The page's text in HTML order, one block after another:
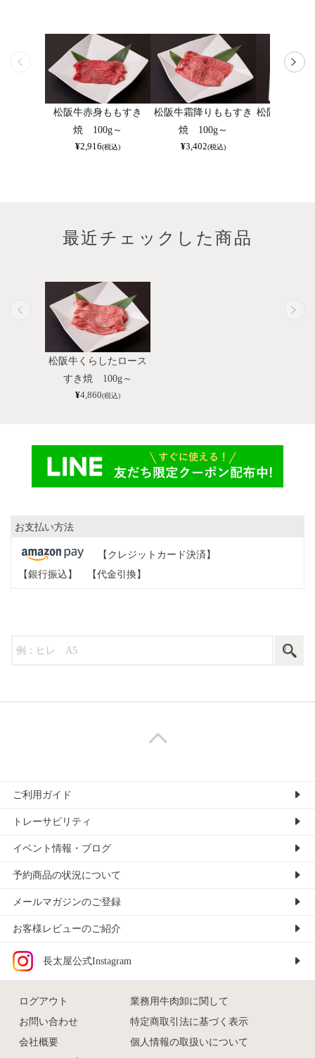
松阪牛赤身ももすき
焼 100g～
¥2,916(税込)
松阪牛霜降りももすき
焼 100g～
¥3,402(税込)
松阪牛お手
最近チェックした商品
松阪牛くらしたロース
すき焼 100g～
¥4,860(税込)
お支払い方法
【クレジットカード決済】
【銀行振込】
【代金引換】
ご利用ガイド
トレーサビリティ
イベント情報・ブログ
予約商品の状況について
メールマガジンのご登録
お客様レビューのご紹介
長太屋公式Instagram
ログアウト
業務用牛肉卸に関して
お問い合わせ
特定商取引法に基づく表示
会社概要
個人情報の取扱いについて